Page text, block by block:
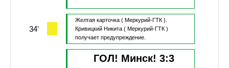
34'
Желтая карточка ( Меркурий-ГТК ).
Кривицкий Никита( Меркурий-ГТК )
получает предупреждение.
ГОЛ! Минск! 3:3